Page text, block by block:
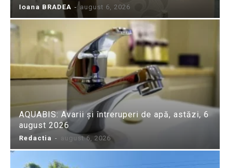
Ioana BRADEA - august 6, 2026
AQUABIS: Avarii și întreruperi de apă, astăzi, 6
august 2026
Redactia - august 6, 2026